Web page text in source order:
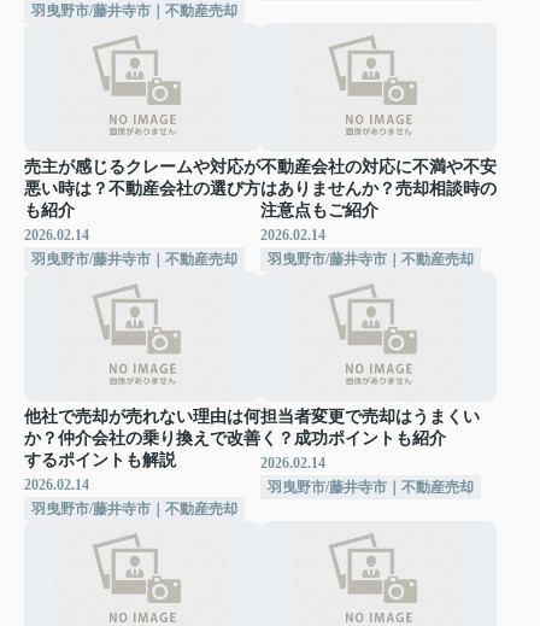
羽曳野市/藤井寺市｜不動産売却
売主が感じるクレームや対応が
悪い時は？不動産会社の選び方
も紹介
2026.02.14
羽曳野市/藤井寺市｜不動産売却
不動産会社の対応に不満や不安
はありませんか？売却相談時の
注意点もご紹介
2026.02.14
羽曳野市/藤井寺市｜不動産売却
他社で売却が売れない理由は何
か？仲介会社の乗り換えで改善
するポイントも解説
2026.02.14
羽曳野市/藤井寺市｜不動産売却
担当者変更で売却はうまくい
く？成功ポイントも紹介
2026.02.14
羽曳野市/藤井寺市｜不動産売却